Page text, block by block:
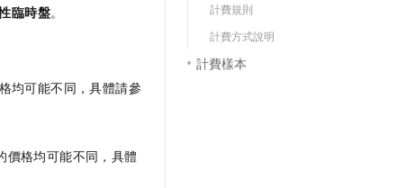
臨時盤。
均可能不同，具體請參
價格均可能不同，具體
計費規則
計費方式說明
計費樣本